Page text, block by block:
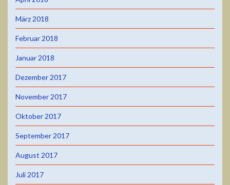
März 2018
Februar 2018
Januar 2018
Dezember 2017
November 2017
Oktober 2017
September 2017
August 2017
Juli 2017